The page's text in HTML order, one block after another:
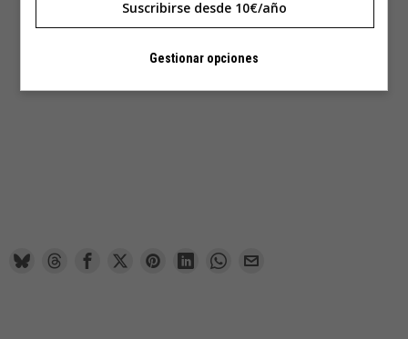
Suscribirse desde 10€/año
Gestionar opciones